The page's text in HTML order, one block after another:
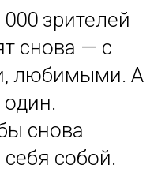
зрителей
снова — с
любимыми. А
один.
снова
себя собой.